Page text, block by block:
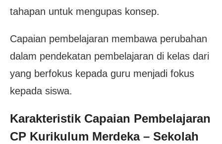
tahapan untuk mengupas konsep.
Capaian pembelajaran membawa perubahan
dalam pendekatan pembelajaran di kelas dari
yang berfokus kepada guru menjadi fokus
kepada siswa.
Karakteristik Capaian Pembelajaran
CP Kurikulum Merdeka – Sekolah